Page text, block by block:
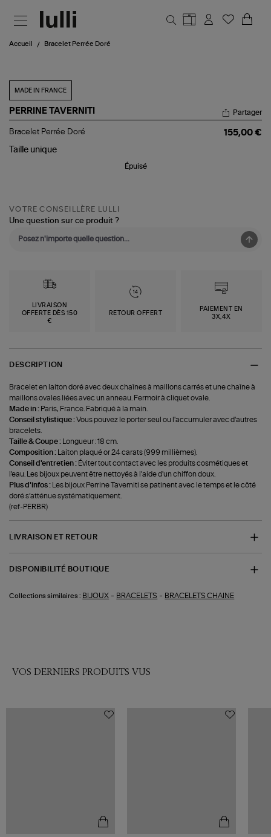
Accueil Bracelet Perrée Doré
MADE IN FRANCE
PERRINE TAVERNITI
Bracelet
Doré
Partager
Bracelet Perrée Doré
155,00 €
Taille unique
Épuisé
VOTRE CONSEILLÈRE LULLI
Une question sur ce produit ?
LIVRAISON
OFFERTE DÈS 150
€
RETOUR OFFERT
PAIEMENT EN
3X,4X
DESCRIPTION
Bracelet en laiton doré avec deux chaînes à maillons carrés et une chaîne à
maillons ovales liées avec un anneau. Fermoir à cliquet ovale.
Made in : Paris, France. Fabriqué à la main.
Conseil stylistique :Vous pouvez le porter seul ou l'accumuler avec d'autres
bracelets.
Taille & Coupe :
Longueur : 18 cm.
Composition :
Laiton plaqué or 24 carats (999 millièmes).
Conseil d'entretien : Éviter tout contact avec les produits cosmétiques et
l'eau. Les bijoux peuvent être nettoyés à l'aide d'un chiffon doux.
Plus d'infos :
Les bijoux Perrine Taverniti se patinent avec le temps et le côté
doré s’atténue systématiquement.
(ref-PERBR)
LIVRAISON ET RETOUR
DISPONIBILITÉ BOUTIQUE
Collections similaires : BIJOUX - BRACELETS - BRACELETS CHAINE
VOS DERNIERS PRODUITS VUS